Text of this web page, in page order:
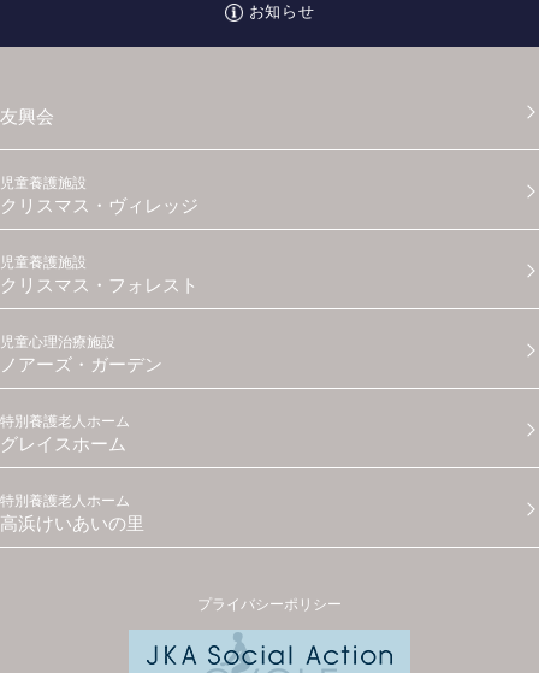
お知らせ
友興会
児童養護施設
クリスマス・ヴィレッジ
児童養護施設
クリスマス・フォレスト
児童心理治療施設
ノアーズ・ガーデン
特別養護老人ホーム
グレイスホーム
特別養護老人ホーム
高浜けいあいの里
プライバシーポリシー